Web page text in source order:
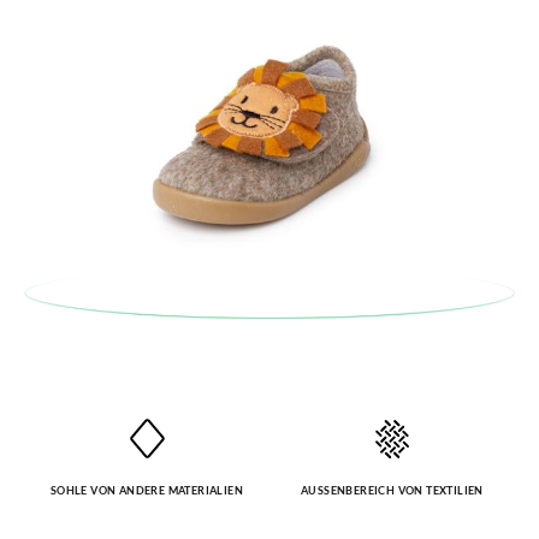
um den Vorgang zu starten. Wenn Sie als Gast bestellt haben,
besuchen Sie bitte unsereRuecksendungund geben Sie Ihre
Bestellnummer sowie die beim Kauf verwendete E-Mail-
Adresse ein. Ein Rücksendeetikett wird Ihnen dann
automatisch an Ihr Postfach gesendet.
ursprüngliches Paar unter Verwendung des bereitgestellten
Etiketts bei einer Postfiliale zurück und geben Sie eine neue
SOHLE VON ANDERE MATERIALIEN AUSSENBEREICH VON TEXTILIEN